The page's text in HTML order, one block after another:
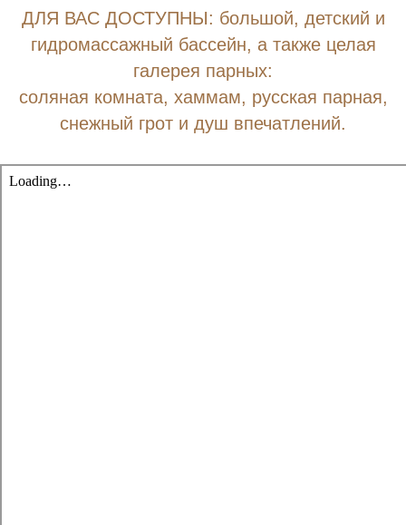
ДЛЯ ВАС ДОСТУПНЫ: большой, детский и
гидромассажный бассейн, а также целая
галерея парных:
соляная комната, хаммам, русская парная,
снежный грот и душ впечатлений.
вечера с любимыми.
Команда Grand Cascade будет рада
провести на территории солнечной
палубы мероприятие для гостей
по предварительной договорённости:
фуршет, семейный ужин, коктейль для
друзей под открытым небом.